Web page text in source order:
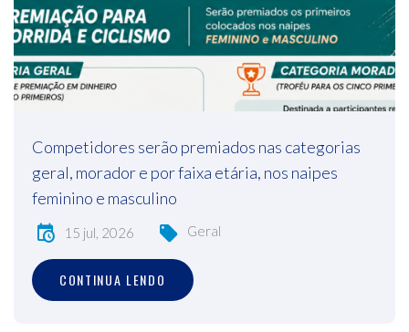
Competidores serão premiados nas categorias
geral, morador e por faixa etária, nos naipes
feminino e masculino
15 jul, 2026 Geral
CONTINUA LENDO